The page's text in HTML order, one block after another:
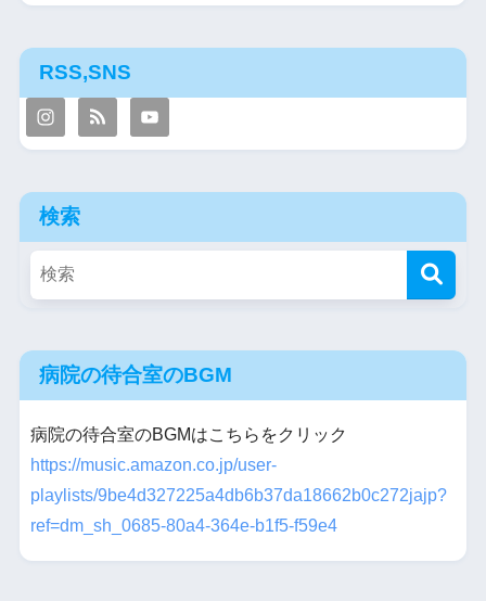
RSS,SNS
検索
病院の待合室のBGM
病院の待合室のBGMはこちらをクリック
https://music.amazon.co.jp/user-
playlists/9be4d327225a4db6b37da18662b0c272jajp?
ref=dm_sh_0685-80a4-364e-b1f5-f59e4